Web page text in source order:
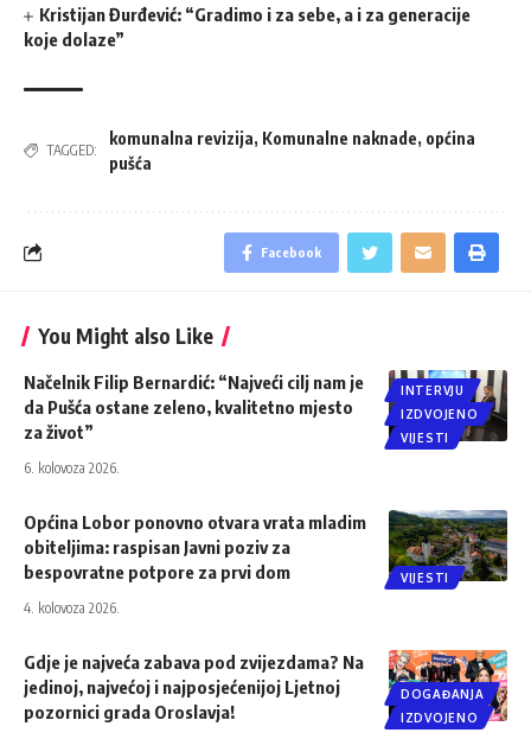
Kristijan Đurđević: “Gradimo i za sebe, a i za generacije
koje dolaze”
TAGGED:
komunalna revizija, Komunalne naknade, općina
pušća
Facebook
You Might also Like
INTERVJU
IZDVOJENO
VIJESTI
Načelnik Filip Bernardić: “Najveći cilj nam je
da Pušća ostane zeleno, kvalitetno mjesto
za život”
6. kolovoza 2026.
VIJESTI
Općina Lobor ponovno otvara vrata mladim
obiteljima: raspisan Javni poziv za
bespovratne potpore za prvi dom
4. kolovoza 2026.
DOGAĐANJA
IZDVOJENO
Gdje je najveća zabava pod zvijezdama? Na
jedinoj, najvećoj i najposjećenijoj Ljetnoj
pozornici grada Oroslavja!